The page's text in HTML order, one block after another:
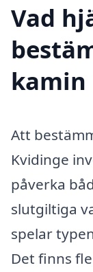
Vad
kamin
Att
Kvidinge
påverka
slutgiltiga
spelar
Det finns